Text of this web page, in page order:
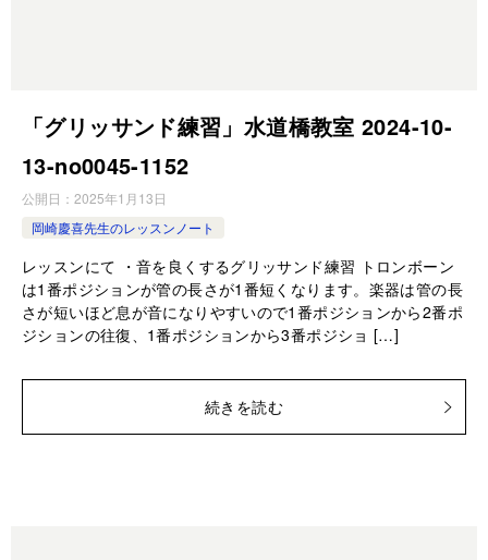
「グリッサンド練習」水道橋教室 2024-10-
13-no0045-1152
公開日： 2025年1月13日
岡崎慶喜先生のレッスンノート
レッスンにて ・音を良くするグリッサンド練習 トロンボーン
は1番ポジションが管の長さが1番短くなります。楽器は管の長
さが短いほど息が音になりやすいので1番ポジションから2番ポ
ジションの往復、1番ポジションから3番ポジショ […]
続きを読む